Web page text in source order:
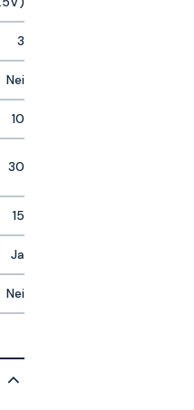
3
Nei
10
30
15
Ja
Nei